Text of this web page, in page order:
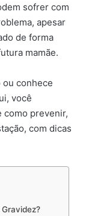
sofrer com
apesar
de forma
mamãe.
ou conhece
você
como prevenir,
com dicas